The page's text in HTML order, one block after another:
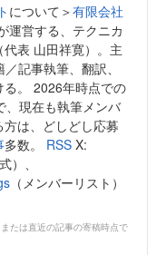
について＞有限会社
運営する、テクニカ
表 山田祥寛）。主
記事執筆、翻訳、
。 2026年時点での
、現在も執筆メンバ
方は、どしどし応募
多数。 RSS X:
）、
（メンバーリスト）
たは直近の記事の寄稿時点で